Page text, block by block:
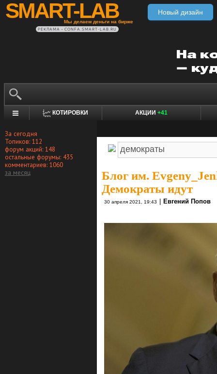
SMART-LAB
Мы делаем деньги на бирже
Новый дизайн
РЕКЛАМА • CONFA.SMART-LAB.RU
КОТИРОВКИ АКЦИИ +41
За сегодня
Топиков: 112
форум акций: 148
остальные форумы: 435
комментариев: 1060
за месяц
Блог им.
Демократы идут
30 апреля 2021, 19:43 Евгений Попов